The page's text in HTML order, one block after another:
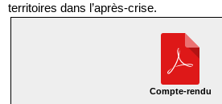
territoires dans l’après-crise.
Compte-rendu